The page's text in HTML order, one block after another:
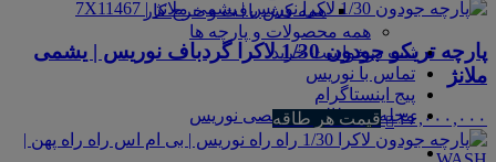
همه کش بافت و خرج کار
همه محصولات و پارچه ها
ثبت درخواست خرید
تماس با نوریس
پیج اینستاگرام
مجله و مطالب تخصصی نوریس
پارچه تریکو جودون 1/30 لاکرا گردباف نوریس | یشمی
ملانژ
۳۶,۰۰۰,۰۰۰ قیمت هر طاقه